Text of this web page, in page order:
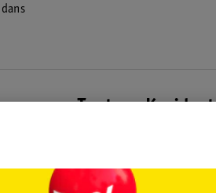
Tout sur Kruidvat
Formule commerciale